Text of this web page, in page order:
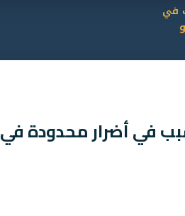
في
في أضرار محدودة في